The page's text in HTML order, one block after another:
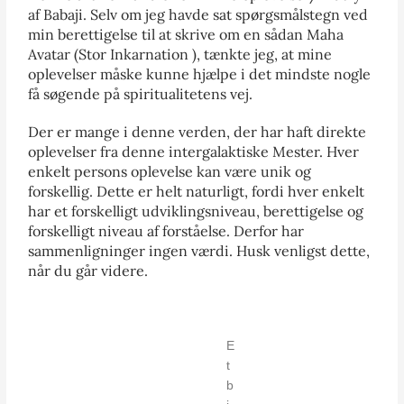
af Babaji. Selv om jeg havde sat spørgsmålstegn ved
min berettigelse til at skrive om en sådan Maha
Avatar (Stor Inkarnation ), tænkte jeg, at mine
oplevelser måske kunne hjælpe i det mindste nogle
få søgende på spiritualitetens vej.
Der er mange i denne verden, der har haft direkte
oplevelser fra denne intergalaktiske Mester. Hver
enkelt persons oplevelse kan være unik og
forskellig. Dette er helt naturligt, fordi hver enkelt
har et forskelligt udviklingsniveau, berettigelse og
forskelligt niveau af forståelse. Derfor har
sammenligninger ingen værdi. Husk venligst dette,
når du går videre.
E
t
b